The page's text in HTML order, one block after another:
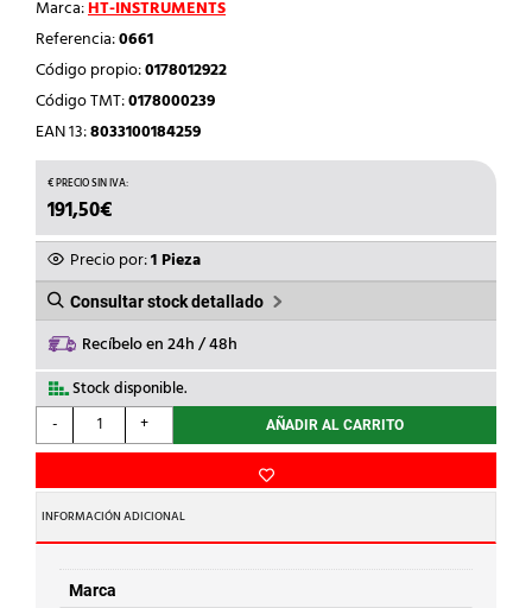
Marca:HT-INSTRUMENTS
Referencia:0661
Código propio:0178012922
Código TMT:0178000239
EAN 13:8033100184259
191,50€
Precio por:1 Pieza
Consultar stock detallado
Recíbelo en 24h / 48h
Stock disponible.
-
INSTRUMENTS
MULTIMETRO
DIG.HT61
TRMS
CC/CA
cantidad
+ AÑADIR AL CARRITO
INFORMACIÓN ADICIONAL
Marca